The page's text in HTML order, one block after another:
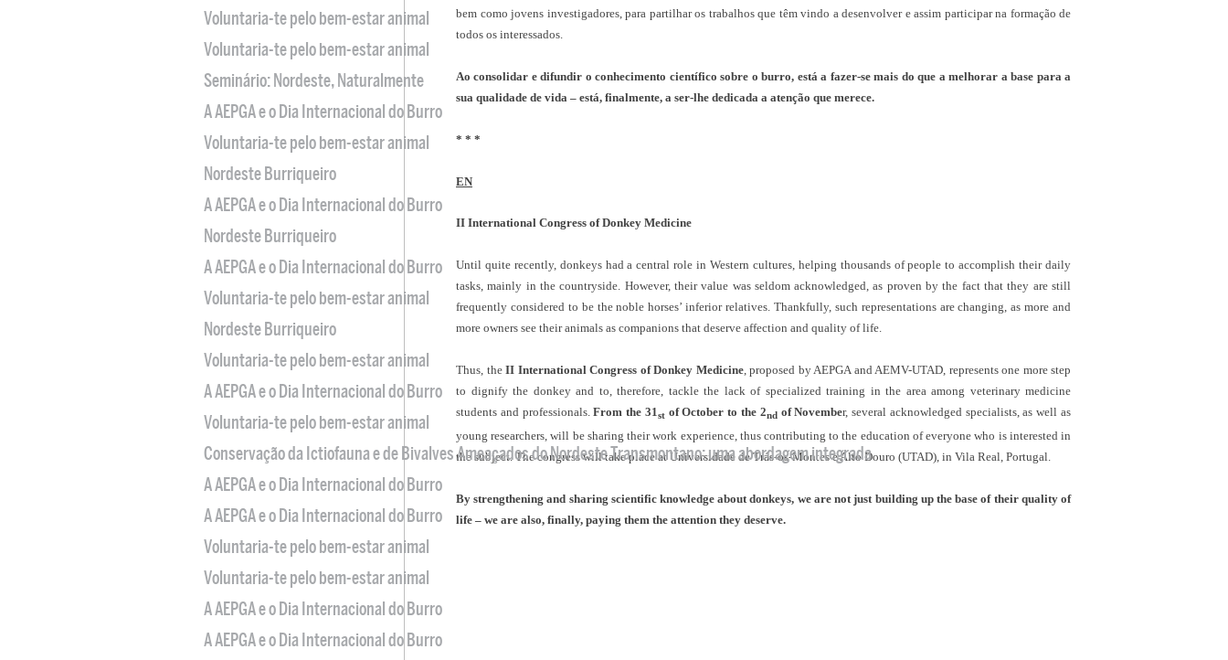
bem como jovens investigadores, para partilhar os trabalhos que têm vindo a desenvolver e assim participar na formação de
todos os interessados.
Ao consolidar e difundir o conhecimento científico sobre o burro, está a fazer-se mais do que a melhorar a base para a
sua qualidade de vida – está, finalmente, a ser-lhe dedicada a atenção que merece.
* * *
EN
II International Congress of Donkey Medicine
Until quite recently, donkeys had a central role in Western cultures, helping thousands of people to accomplish their daily
tasks, mainly in the countryside. However, their value was seldom acknowledged, as proven by the fact that they are still
frequently considered to be the noble horses’ inferior relatives. Thankfully, such representations are changing, as more and
more owners see their animals as companions that deserve affection and quality of life.
Thus, the II International Congress of Donkey Medicine, proposed by AEPGA and AEMV-UTAD, represents one more step
to dignify the donkey and to, therefore, tackle the lack of specialized training in the area among veterinary medicine
students and professionals.From the 31stof October to the 2ndof November, several acknowledged specialists, as well as
young researchers, will be sharing their work experience, thus contributing to the education of everyone who is interested in
the subject. The congress will take place at Universidade de Trás-os-Montes e Alto Douro (UTAD), in Vila Real, Portugal.
By strengthening and sharing scientific knowledge about donkeys, we are not just building up the base of their quality of
life – we are also, finally, paying them the attention they deserve.
Voluntaria-te pelo bem-estar animal
Voluntaria-te pelo bem-estar animal
Seminário: Nordeste, Naturalmente
A AEPGA e o Dia Internacional do Burro
Voluntaria-te pelo bem-estar animal
Nordeste Burriqueiro
A AEPGA e o Dia Internacional do Burro
Nordeste Burriqueiro
A AEPGA e o Dia Internacional do Burro
Voluntaria-te pelo bem-estar animal
Nordeste Burriqueiro
Voluntaria-te pelo bem-estar animal
A AEPGA e o Dia Internacional do Burro
Voluntaria-te pelo bem-estar animal
Conservação da Ictiofauna e de Bivalves Ameaçados do Nordeste Transmontano: uma abordagem integrada
A AEPGA e o Dia Internacional do Burro
A AEPGA e o Dia Internacional do Burro
Voluntaria-te pelo bem-estar animal
Voluntaria-te pelo bem-estar animal
A AEPGA e o Dia Internacional do Burro
A AEPGA e o Dia Internacional do Burro